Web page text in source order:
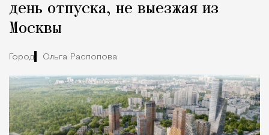
день отпуска, не выезжая из
Москвы
Город Ольга Распопова